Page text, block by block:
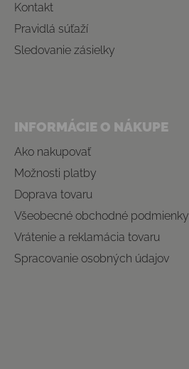
Kontakt
Pravidlá súťaží
Sledovanie zásielky
INFORMÁCIE O NÁKUPE
Ako nakupovať
Možnosti platby
Doprava tovaru
Všeobecné obchodné podmienky
Vrátenie a reklamácia tovaru
Spracovanie osobných údajov